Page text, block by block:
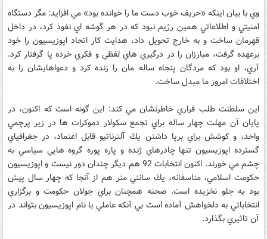
وي با بيان اينكه «حريف خوب دست ما را خوانده بود» مي افزايد: مگر دستگاه
امنيتي و اطلاعاتي همين رژيم نبود كه در هر گوشه اي نفوذ كرد، در داخل
قهرمان ساخت و به خارج تحويل داد، هدايت كار اتحاد اپوزيسيون را خود
برعهده گرفت، مبارزان را در درگيري هاي لفظي و فكري خرده پا گرفتار كرد.
آري، او بود كه مردگان پنجاه ساله مان را زنده كرد و دعواهايشان را به
اختلافات امروز ما مبدل ساخت.
اين سلطنت طلب فراري خاطرنشان مي كند: اين گونه است كه اكنون، در
پايان آن مهلت چهار ساله براي تجمع سكولار دموكرات ها در زير پرچمي
واحد، و كوشش براي برپا داشتن يك آلترناتيو قابل اعتماد، در جغرافياي
گسترده اپوزيسيون تنها چادرهاي ژنده و پاره پوره گروه هايي سياسي به
چشم مي خورند. اكنون انتخابات 92 هم ديگر چندان دور نيست و اپوزيسيون
حكومت اسلامي، متاسفانه، يك سانتي متر هم از آنجا كه چهار سال پيش
بود به جلو نخزيده است. صحنه همچنان براي جولان حكومت و برگزاري
انتخاباتي به دلخواهش آماده است بي آنكه عاملي با نام اپوزيسيون بتواند در
آن تاثيري بگذارد.